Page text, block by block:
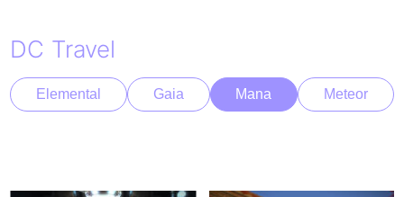
DC Travel
Elemental Gaia Mana Meteor